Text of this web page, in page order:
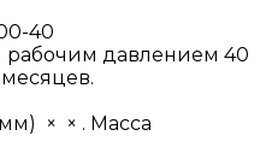
40
рабочим давлением 40
месяцев.
× × . Масса